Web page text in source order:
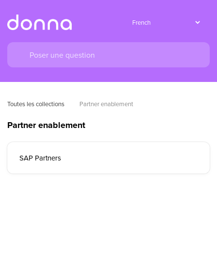
Toutes les collections Partner enablement
Partner enablement
SAP Partners